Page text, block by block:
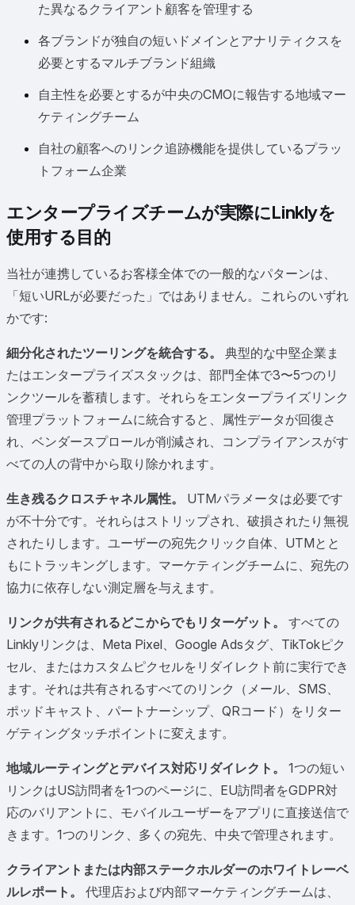
た異なるクライアント顧客を管理する
各ブランドが独自の短いドメインとアナリティクスを
必要とするマルチブランド組織
自主性を必要とするが中央のCMOに報告する地域マー
ケティングチーム
自社の顧客へのリンク追跡機能を提供しているプラッ
トフォーム企業
エンタープライズチームが実際にLinklyを
使用する目的
当社が連携しているお客様全体での一般的なパターンは、
「短いURLが必要だった」ではありません。これらのいずれ
かです:
細分化されたツーリングを統合する。
典型的な中堅企業ま
たはエンタープライズスタックは、部門全体で3〜5つのリ
ンクツールを蓄積します。それらをエンタープライズリンク
管理プラットフォームに統合すると、属性データが回復さ
れ、ベンダースプロールが削減され、コンプライアンスがす
べての人の背中から取り除かれます。
生き残るクロスチャネル属性。
UTMパラメータは必要です
が不十分です。それらはストリップされ、破損されたり無視
されたりします。ユーザーの宛先クリック自体、UTMとと
もにトラッキングします。マーケティングチームに、宛先の
協力に依存しない測定層を与えます。
リンクが共有されるどこからでもリターゲット。
すべての
Linklyリンクは、Meta Pixel、Google Adsタグ、TikTokピク
セル、またはカスタムピクセルをリダイレクト前に実行でき
ます。それは共有されるすべてのリンク（メール、SMS、
ポッドキャスト、パートナーシップ、QRコード）をリター
ゲティングタッチポイントに変えます。
地域ルーティングとデバイス対応リダイレクト。
1つの短い
リンクはUS訪問者を1つのページに、EU訪問者をGDPR対
応のバリアントに、モバイルユーザーをアプリに直接送信で
きます。1つのリンク、多くの宛先、中央で管理されます。
クライアントまたは内部ステークホルダーのホワイトレーベ
ルレポート。
代理店および内部マーケティングチームは、